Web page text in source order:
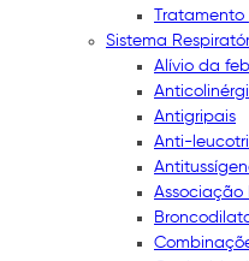
Tratamento
Sistema
Alívio da
Antigripais
Anti-
Associação